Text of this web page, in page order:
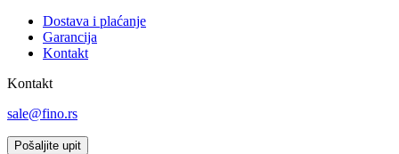
Dostava i plaćanje
Garancija
Kontakt
Kontakt
sale@fino.rs
Pošaljite upit